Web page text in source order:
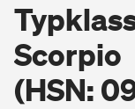
Wohnen
Scorpio
(HSN: